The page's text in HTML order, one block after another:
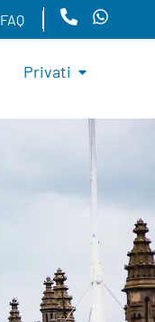
FAQ
Privati